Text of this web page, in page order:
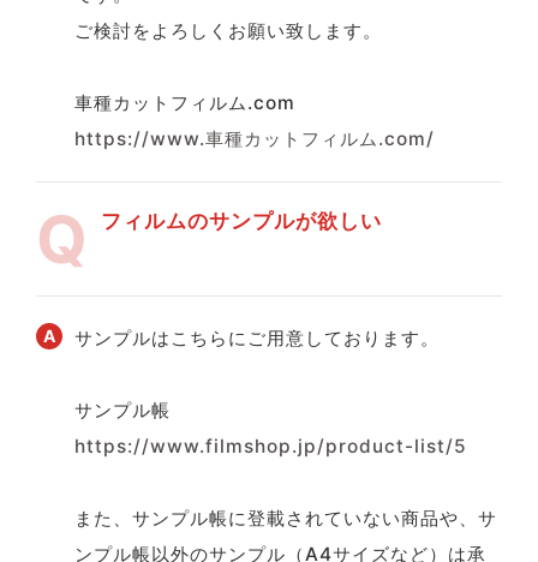
ご検討をよろしくお願い致します。
車種カットフィルム.com
https://www.車種カットフィルム.com/
フィルムのサンプルが欲しい
サンプルはこちらにご用意しております。
サンプル帳
https://www.filmshop.jp/product-list/5
また、サンプル帳に登載されていない商品や、サ
ンプル帳以外のサンプル（A4サイズなど）は承